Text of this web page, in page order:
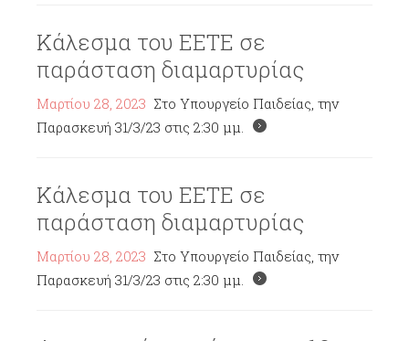
Κάλεσμα του ΕΕΤΕ σε
παράσταση διαμαρτυρίας
Μαρτίου 28, 2023 Στο Υπουργείο Παιδείας, την
Παρασκευή 31/3/23 στις 2:30 μμ.
Κάλεσμα του ΕΕΤΕ σε
παράσταση διαμαρτυρίας
Μαρτίου 28, 2023 Στο Υπουργείο Παιδείας, την
Παρασκευή 31/3/23 στις 2:30 μμ.